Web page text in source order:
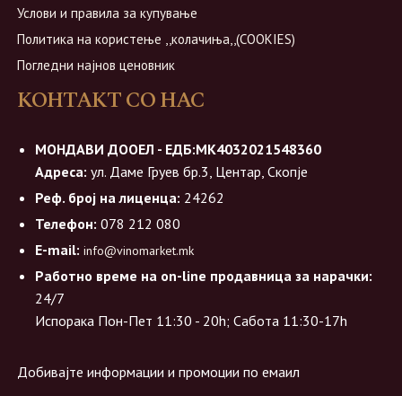
Услови и правила за купување
Политика на користење ,,колачиња,,(COOKIES)
Погледни најнов ценовник
КОНТАКТ СО НАС
МОНДАВИ ДООЕЛ - ЕДБ:МК4032021548360
Адреса: ул. Даме Груев бр.3, Центар, Скопје
Реф. број на лиценца: 24262
Телефон: 078 212 080
E-mail: info@vinomarket.mk
Работно време на on-line продавница за нарачки:
24/7
Испорака Пон-Пет 11:30 - 20h; Сабота 11:30-17h
Добивајте информации и промоции по емаил